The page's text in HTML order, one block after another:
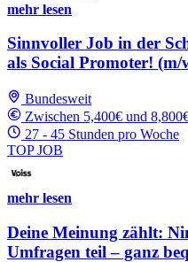
mehr lesen
Sinnvoller Job in der
als Social Promoter! (m/
Bundesweit
Zwischen 5,400€ und
27 - 45 Stunden pro Woche
TOP JOB
mehr lesen
Deine Meinung zählt:
Umfragen teil – ganz